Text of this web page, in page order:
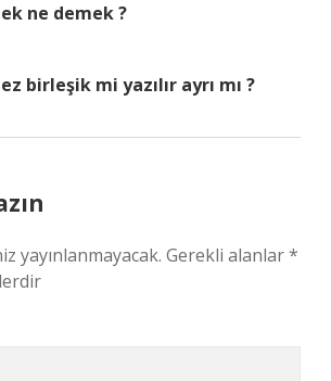
ne demek ?
birleşik mi yazılır ayrı mı ?
yayınlanmayacak. Gerekli alanlar*